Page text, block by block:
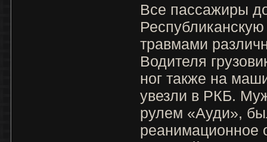
Все пассажиры
травмами
Водителя
ног также на
увезли в РКБ.
рулем «Ауди»,
реанимационное